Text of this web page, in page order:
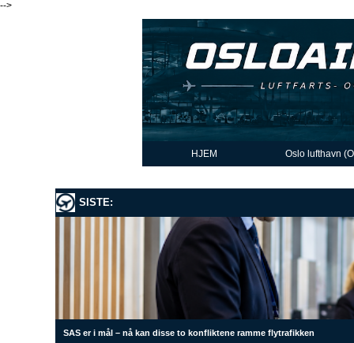
-->
HJEM Oslo lufthavn
SISTE:
SAS er i mål – nå kan disse to konfliktene ramme flytrafikken